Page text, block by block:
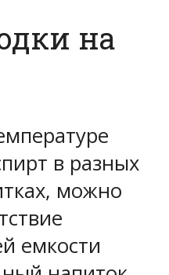
на
в разных
можно
емкости